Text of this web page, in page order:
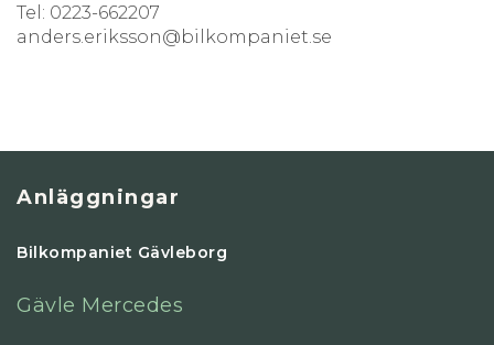
Tel: 0223-662207
anders.eriksson@bilkompaniet.se
Anläggningar
Bilkompaniet Gävleborg
Gävle Mercedes